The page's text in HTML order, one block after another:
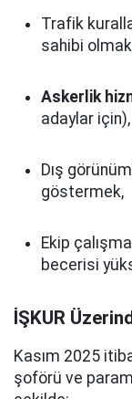
Trafik
sahibi
Askerlik
adaylar için),
Dış
göstermek,
Ekip
becerisi
İŞKUR
Kasım 2025
şoförü ve